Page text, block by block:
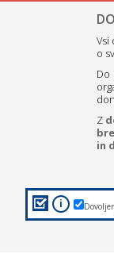
Vsi
o
Do
Z
in
i